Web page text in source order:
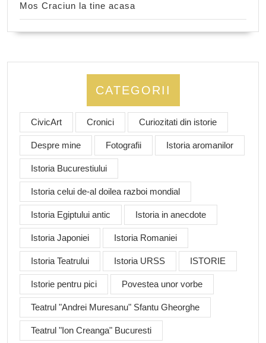
Mos Craciun la tine acasa
CATEGORII
CivicArt Cronici Curiozitati din istorie
Despre mine Fotografii Istoria aromanilor
Istoria Bucurestiului
Istoria celui de-al doilea razboi mondial
Istoria Egiptului antic Istoria in anecdote
Istoria Japoniei Istoria Romaniei
Istoria Teatrului Istoria URSS ISTORIE
Istorie pentru pici Povestea unor vorbe
Teatrul "Andrei Muresanu" Sfantu Gheorghe
Teatrul "Ion Creanga" Bucuresti